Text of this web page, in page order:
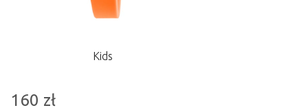
Kids
160 zł